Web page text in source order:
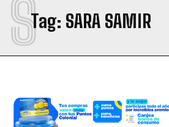
Tag: SARA SAMIR
S